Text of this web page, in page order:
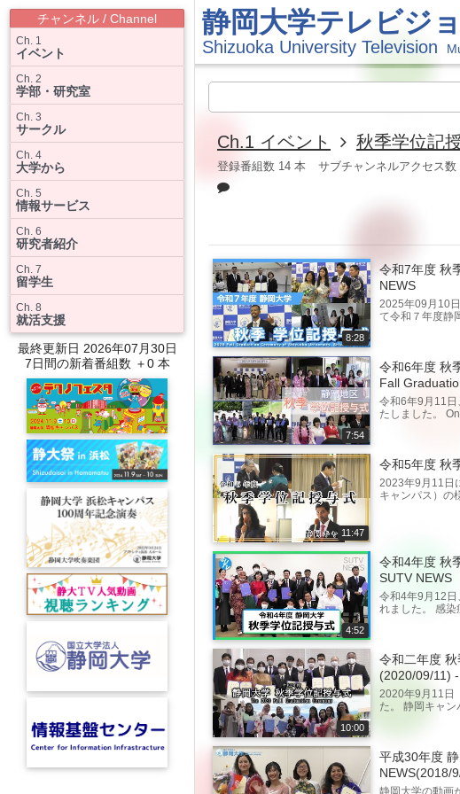
静岡大学テレビジ
Shizuoka University Television
チャンネル / Channel
Ch. 1
イベント
Ch. 2
学部・研究室
Ch. 3
サークル
Ch. 4
大学から
Ch. 5
情報サービス
Ch. 6
研究者紹介
Ch. 7
留学生
Ch. 8
就活支援
最終更新日 2026年07月30日
7日間の新着番組数 ＋0 本
Ch.1 イベント 秋季学位記
登録番組数 14 本 サブチャンネルアクセス数
8:28
令和7年度 秋
NEWS
2025年09月10
て令和７年度静
7:54
令和6年度 秋
Fall
令和6年9月11
たしました。
11:47
令和5年度 秋
2023年9月11日
キャンパス）の
4:52
令和4年度 秋
SUTV NEWS
令和4年9月12日
れました。 感染
10:00
令和二年度
(2020/09/11)
2020年9月11日
た。 静岡キャ
平成30年度
NEWS(2018/